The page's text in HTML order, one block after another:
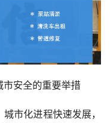
安全的重要举措
市化进程快速发展，